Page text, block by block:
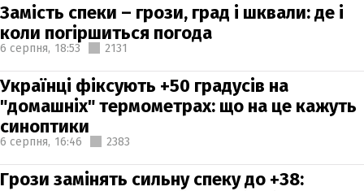
Замість спеки – грози, град і шквали: де і
коли погіршиться погода
6 серпня, 18:53 2131
Українці фіксують +50 градусів на
"домашніх" термометрах: що на це кажуть
синоптики
6 серпня, 16:46 2383
Грози замінять сильну спеку до +38: